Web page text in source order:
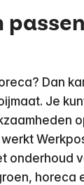
Dan
Je
onderhoud
horeca